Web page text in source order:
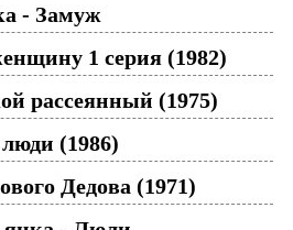
- Замуж
1 серия (1982)
рассеянный (1975)
(1986)
Дедова (1971)